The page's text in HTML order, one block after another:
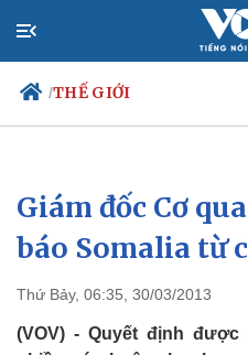
/THẾ GIỚI
Chính trị
Đảng
Tổ chức nhân sự
Nhận diện sự thật
Giám đốc Cơ
báo Somalia từ
Thứ Bảy, 06:35, 30/03/2013
(VOV) - Quyết định